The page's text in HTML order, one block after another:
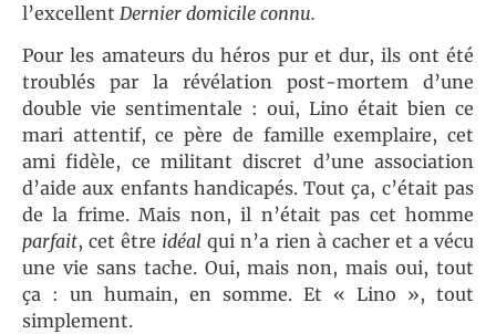
l’excellent Dernier domicile connu.
Pour les amateurs du héros pur et dur, ils ont été
troublés par la révélation post-mortem d’une
double vie sentimentale : oui, Lino était bien ce
mari attentif, ce père de famille exemplaire, cet
ami fidèle, ce militant discret d’une association
d’aide aux enfants handicapés. Tout ça, c’était pas
de la frime. Mais non, il n’était pas cet homme
parfait, cet être idéal qui n’a rien à cacher et a vécu
une vie sans tache. Oui, mais non, mais oui, tout
ça : un humain, en somme. Et « Lino », tout
simplement.